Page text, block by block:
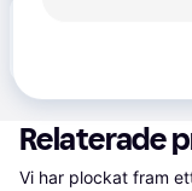
samarbeta med
Relaterade
Vi har plockat fram